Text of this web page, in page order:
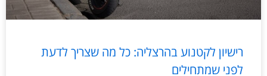
רישיון לקטנוע בהרצליה: כל מה שצריך לדעת
לפני שמתחילים